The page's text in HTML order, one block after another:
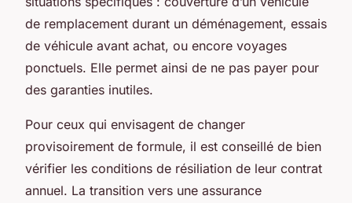
de remplacement durant un déménagement, essais
de véhicule avant achat, ou encore voyages
ponctuels. Elle permet ainsi de ne pas payer pour
des garanties inutiles.
Pour ceux qui envisagent de changer
provisoirement de formule, il est conseillé de bien
vérifier les conditions de résiliation de leur contrat
annuel. La transition vers une assurance